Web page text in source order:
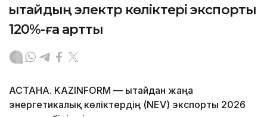
Қытайдың электр көліктері экспорты
120%-ға артты
АСТАНА. KAZINFORM — Қытайдан жаңа
энергетикалық көліктердің (NEV) экспорты 2026